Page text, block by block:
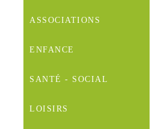
ASSOCIATIONS
ENFANCE
SANTÉ - SOCIAL
LOISIRS